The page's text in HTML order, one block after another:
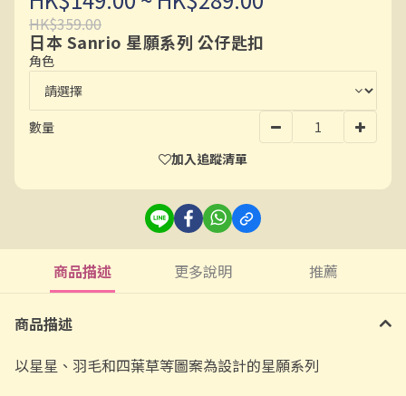
HK$359.00
日本 Sanrio 星願系列 公仔匙扣
角色
數量
加入追蹤清單
商品描述 更多說明 推薦
商品描述
以星星、羽毛和四葉草等圖案為設計的星願系列